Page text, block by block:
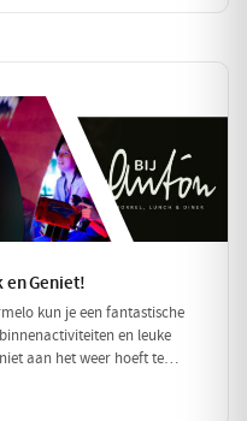
en Geniet!
kun je een fantastische
en leuke
aan het weer hoeft te